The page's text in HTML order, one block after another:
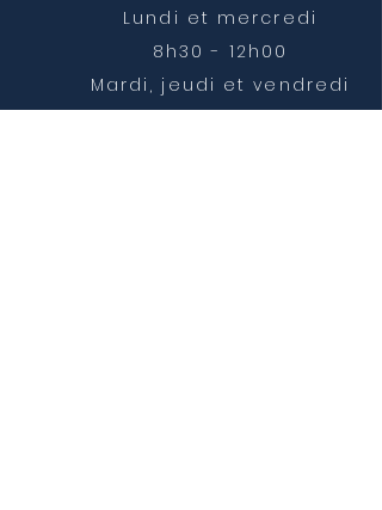
Lundi et mercredi
8h30 - 12h00
Mardi, jeudi et vendredi